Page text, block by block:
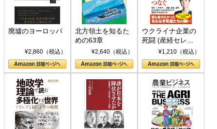
廃墟のヨーロッパ
¥2,860（税込）
北方領土を知るた
めの63章
¥2,640（税込）
ウクライナ企業の
死闘 (産経セレク
ト S 039)¥1,210（税込）